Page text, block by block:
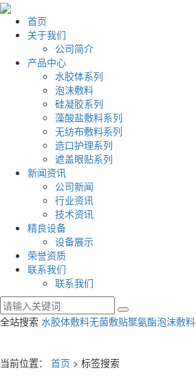
首页
关于我们
公司简介
产品中心
水胶体系列
泡沫敷料
硅凝胶系列
藻酸盐敷料系列
无纺布敷料系列
造口护理系列
遮盖眼贴系列
新闻资讯
公司新闻
行业资讯
技术资讯
精良设备
设备展示
荣誉资质
联系我们
联系我们
全站搜索 水胶体敷料无菌敷贴聚氨酯泡沫敷料
当前位置： 首页 > 标签搜索